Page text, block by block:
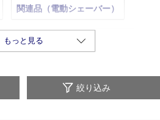
関連品（電動シェーバー）
器 バリカン・ヘアカッター
もっと見る
絞り込み